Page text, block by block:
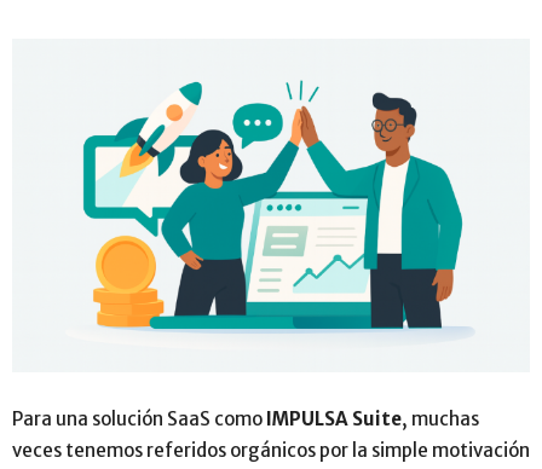
Para una solución SaaS como IMPULSA Suite, muchas
veces tenemos referidos orgánicos por la simple motivación